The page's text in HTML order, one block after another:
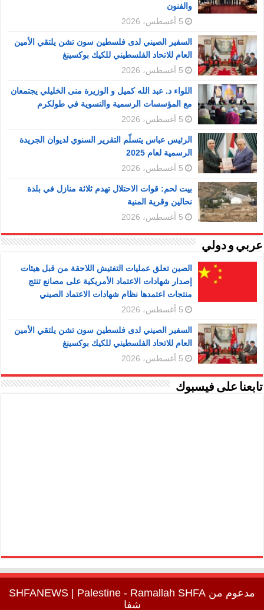
والفنون
5 أغسطس، 2026
السفير الصيني لدى فلسطين سون تشن يلتقي الأمين
العام للاتحاد الفلسطيني للكيك بوكسينغ
5 أغسطس، 2026
اللواء د. عبد الله كميل و الوزيرة منى الخليلي يجتمعان
مع المؤسسات الرسمية والنسوية في طولكرم
5 أغسطس، 2026
الرئيس عباس يتسلّم التقرير السنوي لديوان الجريدة
الرسمية لعام 2025
5 أغسطس، 2026
بيت لحم: قوات الاحتلال تهدم ثلاثة منازل في بلدة
نحالين وقرية المنية
5 أغسطس، 2026
عربي و دولي
الصين تعلق عمليات التفتيش اللاحقة من قبل هيئات
إصدار شهادات الاعتماد الأمريكية على مصانع تنتج
منتجات اعتمدها نظام شهادات الاعتماد الصيني
5 أغسطس، 2026
السفير الصيني لدى فلسطين سون تشن يلتقي الأمين
العام للاتحاد الفلسطيني للكيك بوكسينغ
5 أغسطس، 2026
تابعنا على فيسبوك
مدعوم من SHFANEWS | Palestine - Ramallah SHFA
شفا